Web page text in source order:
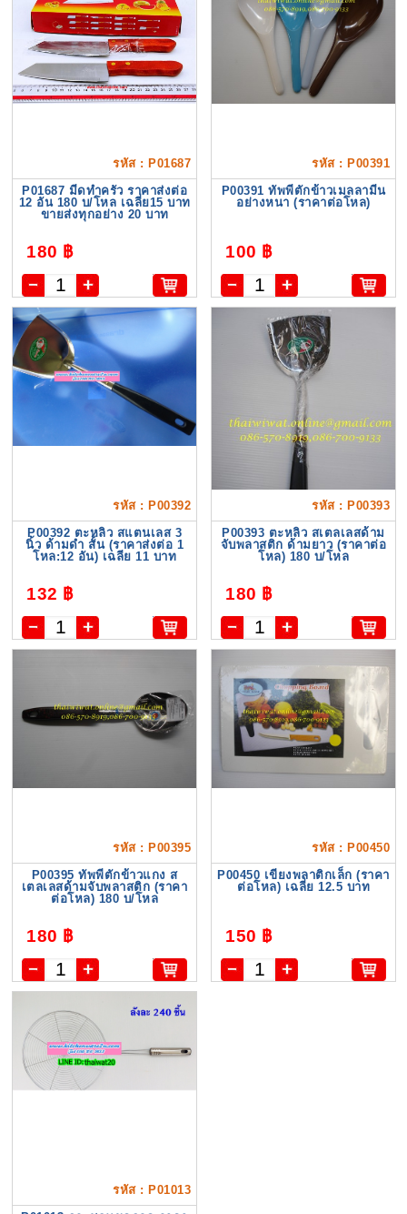
รหัส : P01687
P01687 มีดทำครัว ราคาส่งต่อ
12 อัน 180 บ/โหล เฉลี่ย15 บาท
ขายส่งทุกอย่าง 20 บาท
180 ฿
รหัส : P00391
P00391 ทัพพีตักข้าวเมลลามีน
อย่างหนา (ราคาต่อโหล)
100 ฿
รหัส : P00392
P00392 ตะหลิว สแตนเลส 3
นิ้ว ด้ามดำ สั้น (ราคาส่งต่อ 1
โหล:12 อัน) เฉลีย 11 บาท
132 ฿
รหัส : P00393
P00393 ตะหลิว สเตลเลสด้าม
จับพลาสติก ด้ามยาว (ราคาต่อ
โหล) 180 บ/โหล
180 ฿
รหัส : P00395
P00395 ทัพพีตักข้าวแกง ส
เตลเลสด้ามจับพลาสติก (ราคา
ต่อโหล) 180 บ/โหล
180 ฿
รหัส : P00450
P00450 เขียงพลาติกเล็ก (ราคา
ต่อโหล) เฉลี่ย 12.5 บาท
150 ฿
รหัส : P01013